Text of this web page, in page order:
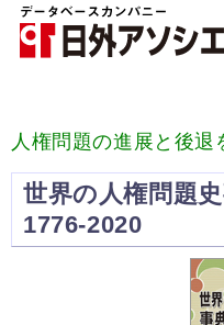
人権問題の進展と後退
世界の人権問題
1776-2020